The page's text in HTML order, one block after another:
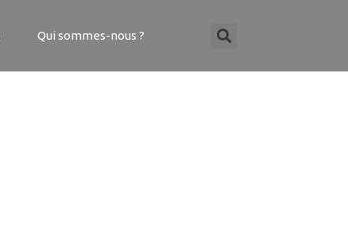
Qui sommes-nous ?